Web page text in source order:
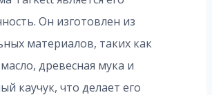
Он изготовлен из
материалов, таких как
древесная мука и
каучук, что делает его